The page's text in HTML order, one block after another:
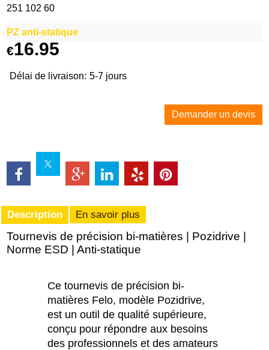
251 102 60
PZ anti-statique
€16.95
Délai de livraison: 5-7 jours
Demander un devis
Description En savoir plus
Tournevis de précision bi-matières | Pozidrive |
Norme ESD | Anti-statique
Ce tournevis de précision bi-
matières Felo, modèle Pozidrive,
est un outil de qualité supérieure,
conçu pour répondre aux besoins
des professionnels et des amateurs